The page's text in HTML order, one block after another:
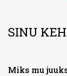
SINU
Miks mu